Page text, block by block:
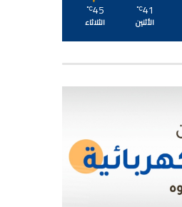
41
℃
الأثنين
45
℃
الثلاثاء